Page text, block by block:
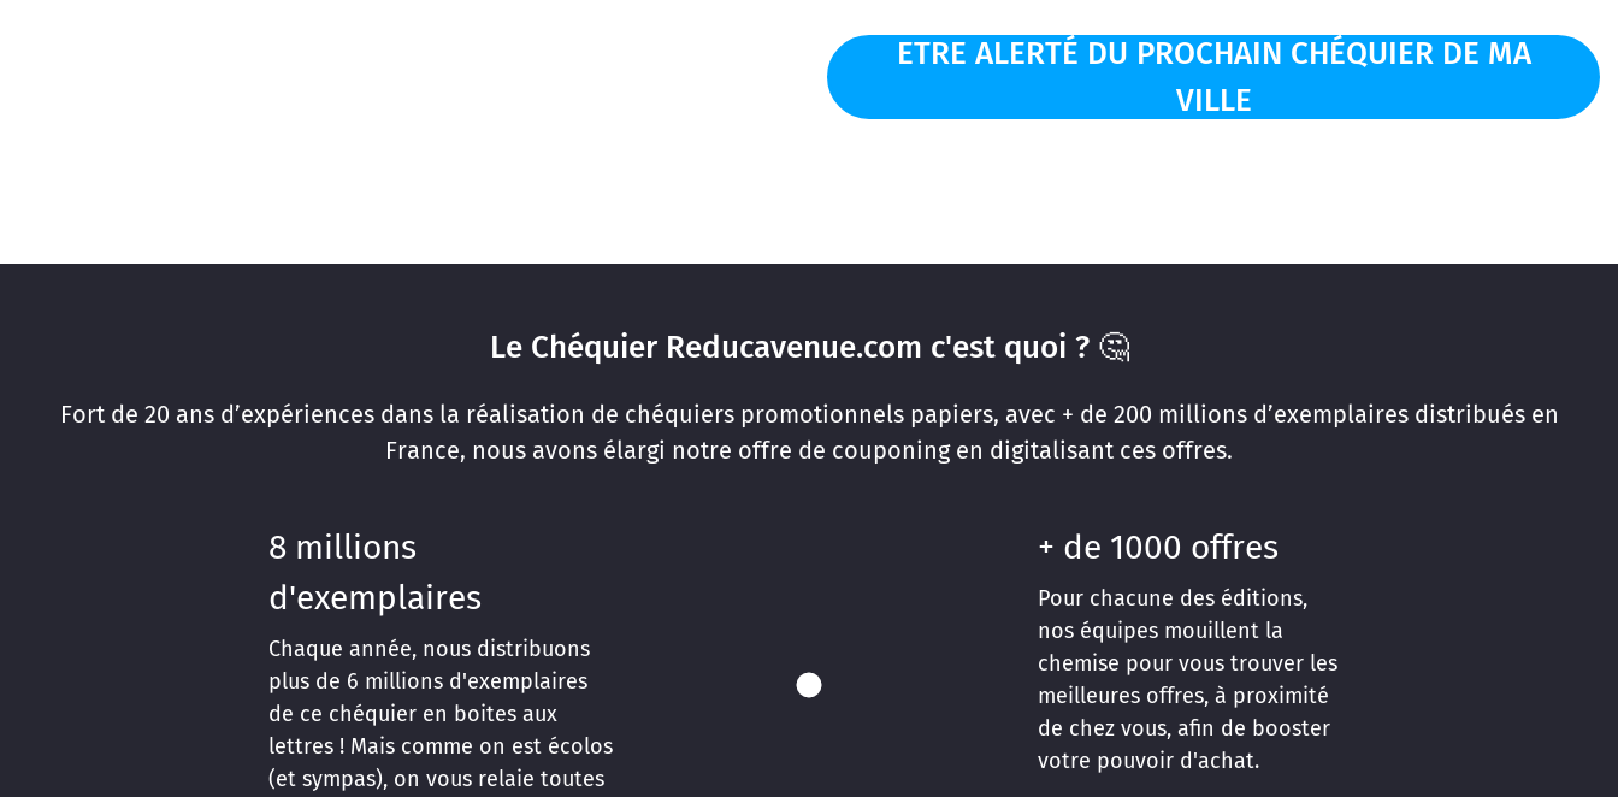
ETRE ALERTÉ DU PROCHAIN CHÉQUIER DE MA
VILLE
Le Chéquier Reducavenue.com c'est quoi ? 🤔
Fort de 20 ans d’expériences dans la réalisation de chéquiers promotionnels papiers, avec + de 200 millions d’exemplaires distribués en
France, nous avons élargi notre offre de couponing en digitalisant ces offres.
8 millions
d'exemplaires
Chaque année, nous distribuons
plus de 6 millions d'exemplaires
de ce chéquier en boites aux
lettres ! Mais comme on est écolos
(et sympas), on vous relaie toutes
+ de 1000 offres
Pour chacune des éditions,
nos équipes mouillent la
chemise pour vous trouver les
meilleures offres, à proximité
de chez vous, afin de booster
votre pouvoir d'achat.